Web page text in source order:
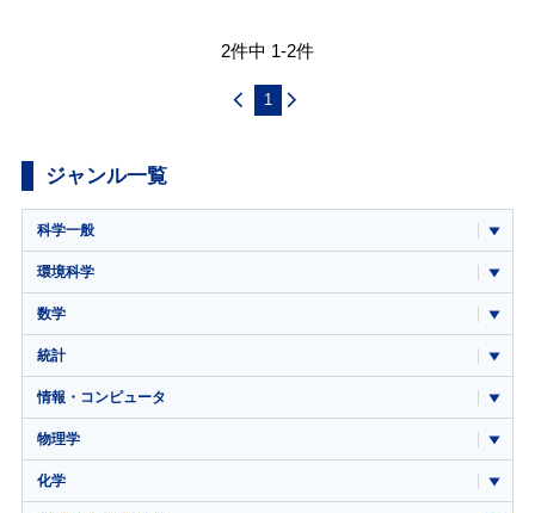
2件中 1-2件
1
ジャンル一覧
科学一般
環境科学
数学
統計
情報・コンピュータ
物理学
化学